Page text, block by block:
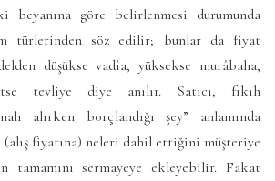
beyanına göre belirlenmesi durumunda
türlerinden söz edilir; bunlar da fiyat
düşükse vadîa, yüksekse murâbaha,
tevliye diye anılır. Satıcı, fıkıh
alırken borçlandığı şey” anlamında
(alış fiyatına) neleri dahil ettiğini müşteriye
tamamını sermayeye ekleyebilir. Fakat